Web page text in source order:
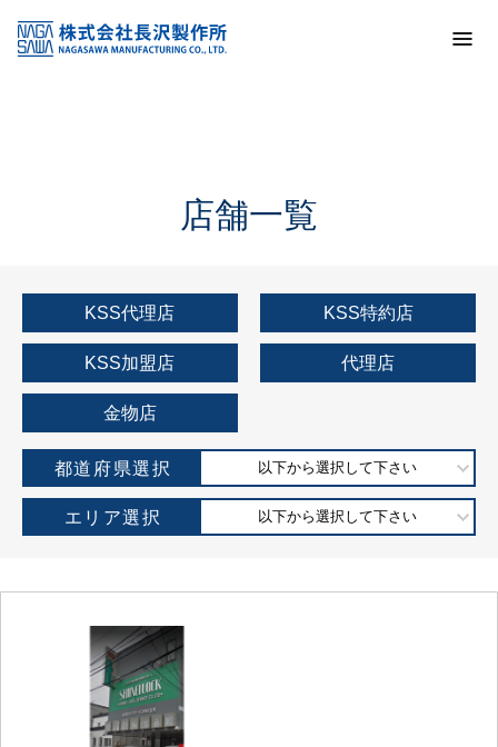
KSS加盟店・取扱店情報
店舗一覧
店舗一覧
KSS代理店 KSS特約店
KSS加盟店 代理店
金物店
都道府県選択 以下から選択して下さい
エリア選択 以下から選択して下さい